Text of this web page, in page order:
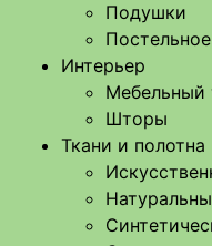
Подушки
Интерьер
Мебельный
Шторы
Ткани и полотна